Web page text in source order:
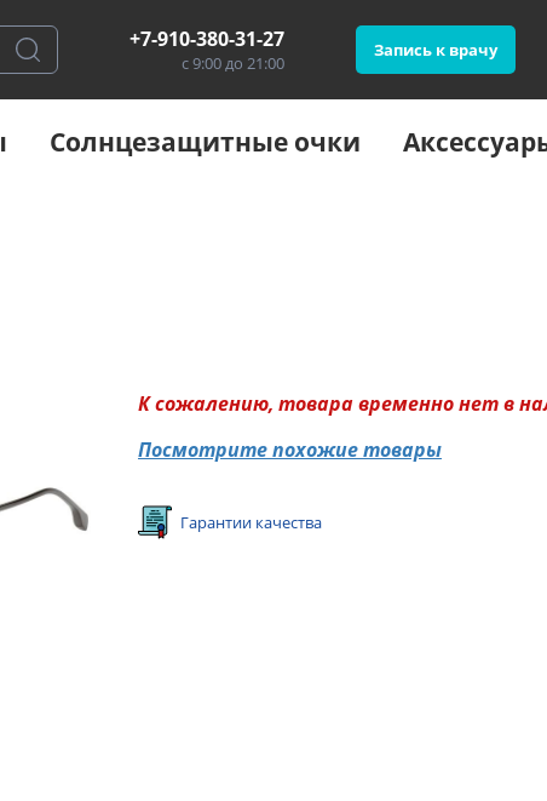
+7-910-380-31-27
с 9:00 до 21:00
Запись к врачу
Солнцезащитные очки
К сожалению, товара временно нет в
Посмотрите похожие товары
Гарантии качества